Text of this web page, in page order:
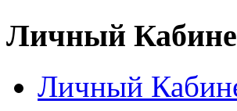
Личный
Личный